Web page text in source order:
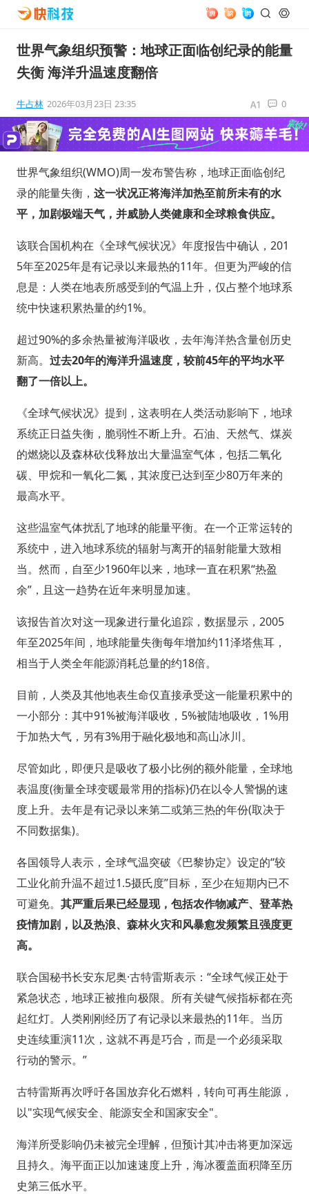
世界气象组织预警：地球正面临创纪录的能量
失衡 海洋升温速度翻倍
牛占林 2026年03月23日 23:35 0
世界气象组织(WMO)周一发布警告称，地球正面临创纪
录的能量失衡， 这一状况正将海洋加热至前所未有的水
平，加剧极端天气，并威胁人类健康和全球粮食供应。
该联合国机构在《全球气候状况》年度报告中确认，201
5年至2025年是有记录以来最热的11年。但更为严峻的信
息是：人类在地表所感受到的气温上升，仅占整个地球系
统中快速积累热量的约1%。
超过90%的多余热量被海洋吸收，去年海洋热含量创历史
新高。 过去20年的海洋升温速度，较前45年的平均水平
翻了一倍以上。
《全球气候状况》提到，这表明在人类活动影响下，地球
系统正日益失衡，脆弱性不断上升。石油、天然气、煤炭
的燃烧以及森林砍伐释放出大量温室气体，包括二氧化
碳、甲烷和一氧化二氮，其浓度已达到至少80万年来的
最高水平。
这些温室气体扰乱了地球的能量平衡。在一个正常运转的
系统中，进入地球系统的辐射与离开的辐射能量大致相
当。然而，自至少1960年以来，地球一直在积累“热盈
余”，且这一趋势在近年来明显加速。
该报告首次对这一现象进行量化追踪，数据显示，2005
年至2025年间，地球能量失衡每年增加约11泽塔焦耳，
相当于人类全年能源消耗总量的约18倍。
目前，人类及其他地表生命仅直接承受这一能量积累中的
一小部分：其中91%被海洋吸收，5%被陆地吸收，1%用
于加热大气，另有3%用于融化极地和高山冰川。
尽管如此，即便只是吸收了极小比例的额外能量，全球地
表温度(衡量全球变暖最常用的指标)仍在以令人警惕的速
度上升。去年是有记录以来第二或第三热的年份(取决于
不同数据集)。
各国领导人表示，全球气温突破《巴黎协定》设定的“较
工业化前升温不超过1.5摄氏度”目标，至少在短期内已不
可避免。 其严重后果已经显现，包括农作物减产、登革热
疫情加剧，以及热浪、森林火灾和风暴愈发频繁且强度更
高。
联合国秘书长安东尼奥·古特雷斯表示：“全球气候正处于
紧急状态，地球正被推向极限。所有关键气候指标都在亮
起红灯。人类刚刚经历了有记录以来最热的11年。当历
史连续重演11次，这就不再是巧合，而是一个必须采取
行动的警示。”
古特雷斯再次呼吁各国放弃化石燃料，转向可再生能源，
以"实现气候安全、能源安全和国家安全"。
海洋所受影响仍未被完全理解，但预计其冲击将更加深远
且持久。海平面正以加速速度上升，海冰覆盖面积降至历
史第三低水平。